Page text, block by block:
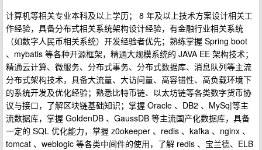
计算机等相关专业本科及以上学历； 8 年及以上技术方案设计相关工
作经验，具备分布式相关系统架构设计经验，有金融行业相关系统
（如数字人民币相关系统）开发经验者优先；熟练掌握 Spring boot
、mybatis 等各种开源框架，精通大规模系统的 JAVA EE 架构技术；
精通云计算、微服务、分布式事务、分布式数据库、消息队列等主流
分布式架构技术，具备大流量、大访问量、高容错性、高负载环境下
的系统开发及优化经验；熟悉比特币链、以太坊链等各类数字货币协
议与接口，了解区块链基础知识；掌握 Oracle 、DB2 、MySq|等主
流数据库，掌握 GoldenDB 、GaussDB 等主流国产化数据库，具备
一定的 SQL 优化能力，掌握 z0okeeper 、redis 、kafka 、nginx 、
tomcat 、weblogic 等各类中间件的使用，了解 redis 、宝兰德、ELB